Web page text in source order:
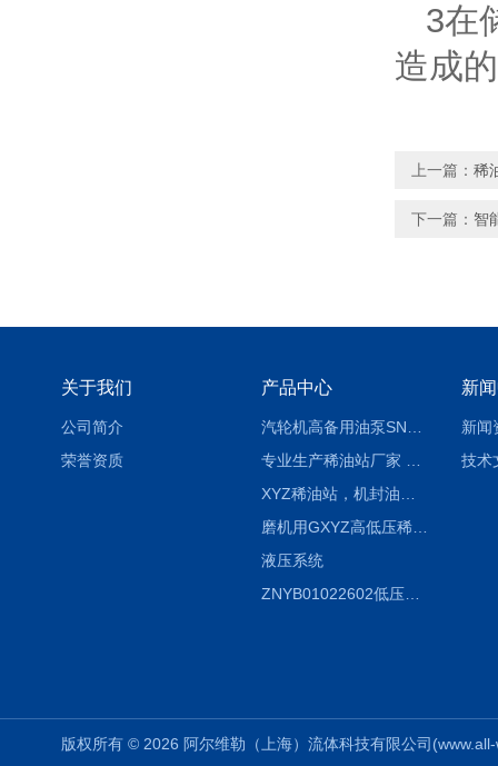
3在
造成
上一篇： 稀
下一篇： 智
关于我们
公司简介
荣誉资质
产品中心
磨机用GXYZ高低压稀油站，静压油润滑系统
液压系统
ZNYB01022602低压螺杆泵
新
新闻
技术
版权所有 © 2026 阿尔维勒（上海）流体科技有限公司